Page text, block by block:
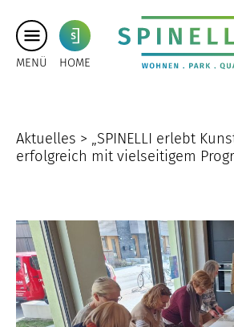
MENÜ HOME
Aktuelles > „SPINELLI erlebt
erfolgreich mit vielseitigem